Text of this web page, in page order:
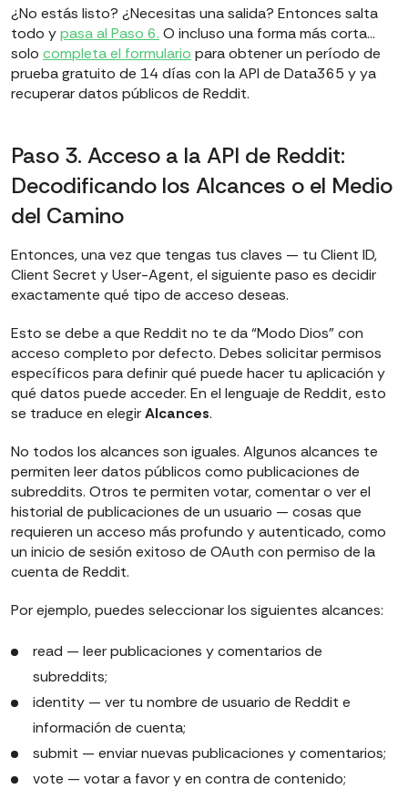
¿No estás listo? ¿Necesitas una salida? Entonces salta
todo ypasa al Paso 6. O incluso una forma más corta…
solo completa el formulario para obtener un período de
prueba gratuito de 14 días con la API de Data365 y ya
recuperar datos públicos de Reddit.
Paso 3. Acceso a la API de Reddit:
Decodificando los Alcances o el Medio
del Camino
Entonces, una vez que tengas tus claves — tu Client ID,
Client Secret y User-Agent, el siguiente paso es decidir
exactamente qué tipo de acceso deseas.
Esto se debe a que Reddit no te da “Modo Dios” con
acceso completo por defecto. Debes solicitar permisos
específicos para definir qué puede hacer tu aplicación y
qué datos puede acceder. En el lenguaje de Reddit, esto
se traduce en elegirAlcances.
No todos los alcances son iguales. Algunos alcances te
permiten leer datos públicos como publicaciones de
subreddits. Otros te permiten votar, comentar o ver el
historial de publicaciones de un usuario — cosas que
requieren un acceso más profundo y autenticado, como
un inicio de sesión exitoso de OAuth con permiso de la
cuenta de Reddit.
Por ejemplo, puedes seleccionar los siguientes alcances:
read — leer publicaciones y comentarios de
subreddits;
identity — ver tu nombre de usuario de Reddit e
información de cuenta;
submit — enviar nuevas publicaciones y comentarios;
vote — votar a favor y en contra de contenido;